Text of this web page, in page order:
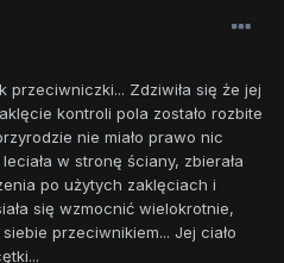
przeciwniczki... Zdziwiła się że jej
kontroli pola zostało rozbite
nie miało prawo nic
w stronę ściany, zbierała
po użytych zaklęciach i
się wzmocnić wielokrotnie,
przeciwnikiem... Jej ciało